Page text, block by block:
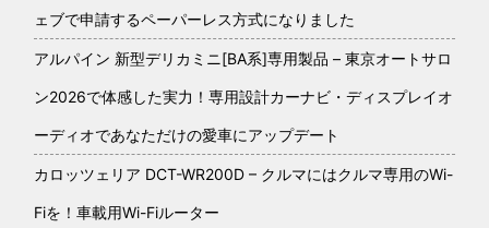
ェブで申請するペーパーレス方式になりました
アルパイン 新型デリカミニ[BA系]専用製品 – 東京オートサロ
ン2026で体感した実力！専用設計カーナビ・ディスプレイオ
ーディオであなただけの愛車にアップデート
カロッツェリア DCT-WR200D – クルマにはクルマ専用のWi-
Fiを！車載用Wi-Fiルーター